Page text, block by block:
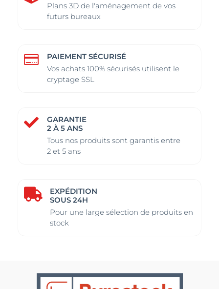
du
produit
du
produit
Plans 3D de l'aménagement de vos
futurs bureaux

PAIEMENT SÉCURISÉ
Vos achats 100% sécurisés utilisent le
cryptage SSL

GARANTIE
2 À 5 ANS
Tous nos produits sont garantis entre
2 et 5 ans

EXPÉDITION
SOUS 24H
Pour une large sélection de produits en
stock